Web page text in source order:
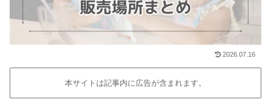
2026.07.16
本サイトは記事内に広告が含まれます。